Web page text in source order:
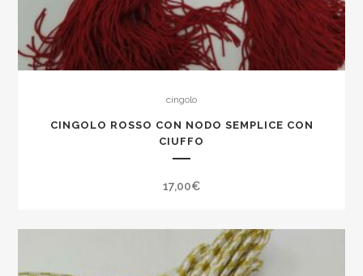
cingolo
CINGOLO ROSSO CON NODO SEMPLICE CON
CIUFFO
17,00€